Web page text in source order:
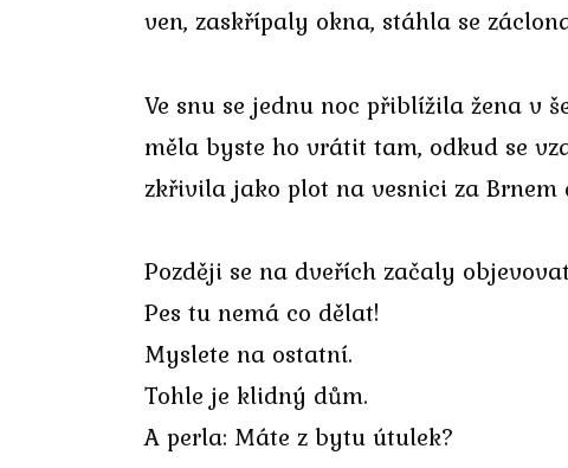
ven, zaskřípaly okna, stáhla se
Ve snu se jednu noc přiblížila žena v
měla byste ho vrátit tam, odkud se
zkřivila jako plot na vesnici za Brnem
Později se na dveřích začaly
Pes tu nemá co dělat!
Myslete na ostatní.
Tohle je klidný dům.
A perla: Máte z bytu útulek?